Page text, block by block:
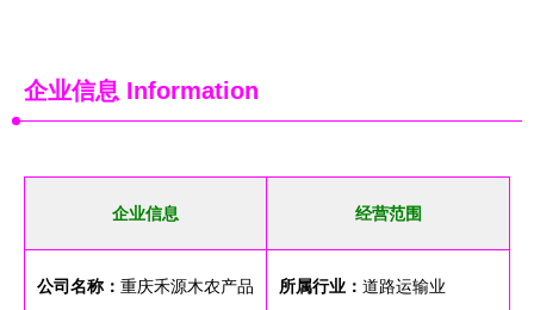
企业信息 Information
企业信息 经营范围
公司名称： 重庆禾源木农产品 所属行业： 道路运输业